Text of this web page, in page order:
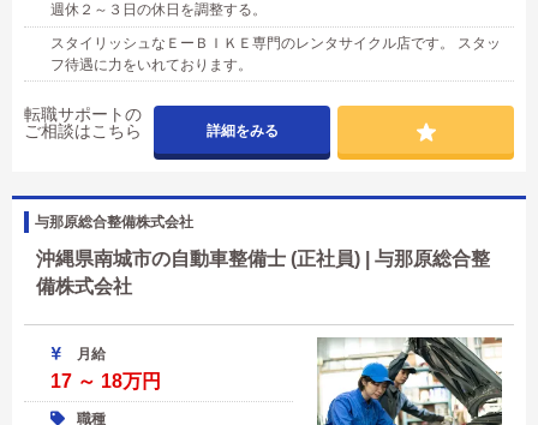
週休２～３日の休日を調整する。
スタイリッシュなＥーＢＩＫＥ専門のレンタサイクル店です。 スタッ
フ待遇に力をいれております。
転職サポートの
ご相談はこちら
詳細をみる
与那原総合整備株式会社
沖縄県南城市の自動車整備士 (正社員) | 与那原総合整
備株式会社
月給
17 ～ 18万円
職種